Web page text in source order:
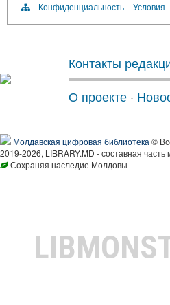
Конфиденциальность Условия
Контакты
О проекте ·
Молдавская цифровая библиотека ©
2019-2026, LIBRARY.MD - составная
Сохраняя наследие Молдовы